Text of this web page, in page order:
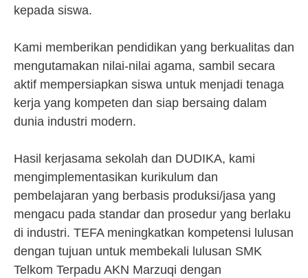
kepada siswa.
Kami memberikan pendidikan yang berkualitas dan
mengutamakan nilai-nilai agama, sambil secara
aktif mempersiapkan siswa untuk menjadi tenaga
kerja yang kompeten dan siap bersaing dalam
dunia industri modern.
Hasil kerjasama sekolah dan DUDIKA, kami
mengimplementasikan kurikulum dan
pembelajaran yang berbasis produksi/jasa yang
mengacu pada standar dan prosedur yang berlaku
di industri. TEFA meningkatkan kompetensi lulusan
dengan tujuan untuk membekali lulusan SMK
Telkom Terpadu AKN Marzuqi dengan